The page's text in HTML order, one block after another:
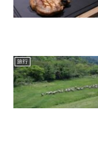
旅行